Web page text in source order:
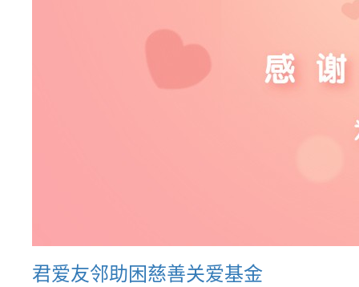
君爱友邻助困慈善关爱基金